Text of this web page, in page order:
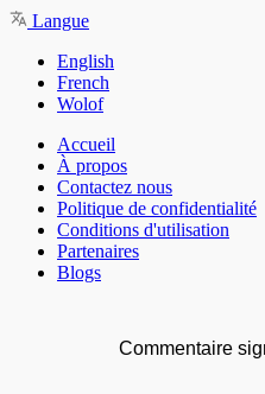
Langue
English
French
Wolof
Accueil
À propos
Contactez nous
Politique de confidentialité
Conditions d'utilisation
Partenaires
Blogs
Commentaire